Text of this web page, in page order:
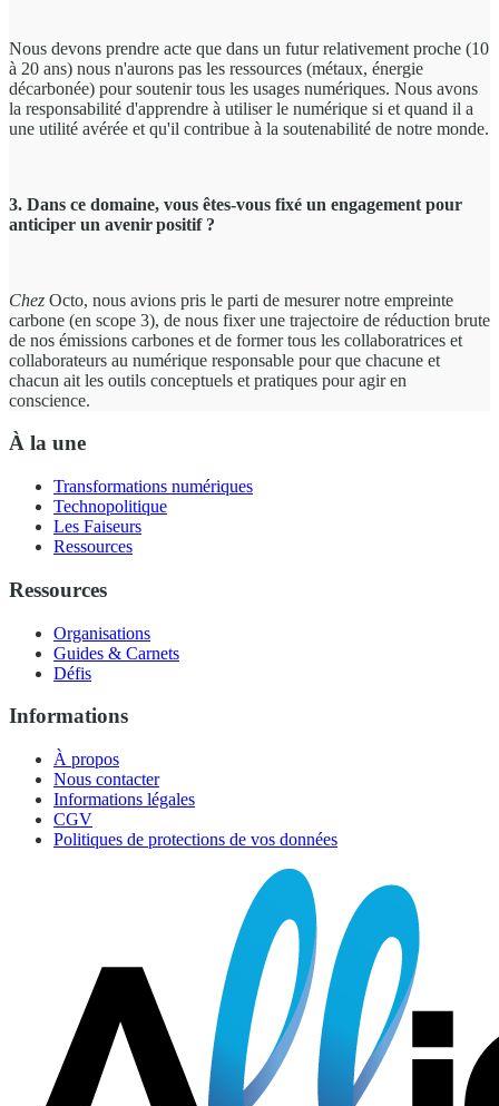
Nous devons prendre acte que dans un futur relativement proche (10
à 20 ans) nous n'aurons pas les ressources (métaux, énergie
décarbonée) pour soutenir tous les usages numériques. Nous avons
la responsabilité d'apprendre à utiliser le numérique si et quand il a
une utilité avérée et qu'il contribue à la soutenabilité de notre monde.
3. Dans ce domaine, vous êtes-vous fixé un engagement pour
anticiper un avenir positif ?
Chez Octo, nous avions pris le parti de mesurer notre empreinte
carbone (en scope 3), de nous fixer une trajectoire de réduction brute
de nos émissions carbones et de former tous les collaboratrices et
collaborateurs au numérique responsable pour que chacune et
chacun ait les outils conceptuels et pratiques pour agir en
conscience.
À la une
Transformations numériques
Technopolitique
Les Faiseurs
Ressources
Ressources
Organisations
Guides & Carnets
Défis
Informations
À propos
Nous contacter
Informations légales
CGV
Politiques de protections de vos données